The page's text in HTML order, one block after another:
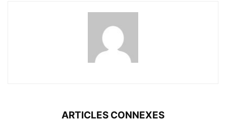
ARTICLES CONNEXES